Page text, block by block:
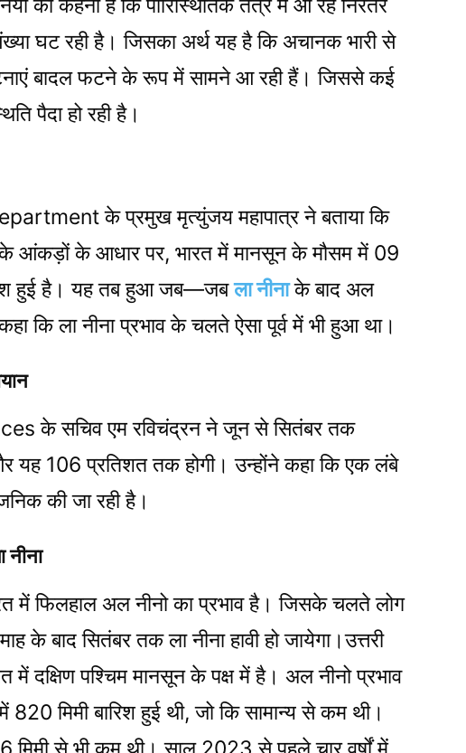
का कहना है कि पारिस्थितिक तंत्र में आ रहे निरंतर
घट रही है। जिसका अर्थ यह है कि अचानक भारी से
बादल फटने के रूप में सामने आ रही हैं। जिससे कई
पैदा हो रही है।
के प्रमुख मृत्युंजय महापात्र ने बताया कि
आंकड़ों के आधार पर, भारत में मानसून के मौसम में 09
हुई है। यह तब हुआ जब—जबला नीनाके बाद अल
कि ला नीना प्रभाव के चलते ऐसा पूर्व में भी हुआ था।
के सचिव एम रविचंद्रन ने जून से सितंबर तक
और यह 106 प्रतिशत तक होगी। उन्होंने कहा कि एक लंबे
की जा रही है।
नीना
में फिलहाल अल नीनो का प्रभाव है। जिसके चलते लोग
के बाद सितंबर तक ला नीना हावी हो जायेगा।उत्तरी
में दक्षिण पश्चिम मानसून के पक्ष में है। अल नीनो प्रभाव
मिमी बारिश हुई थी, जो कि सामान्य से कम थी।